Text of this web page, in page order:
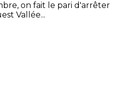
on fait le pari d'arrêter
Vallée...